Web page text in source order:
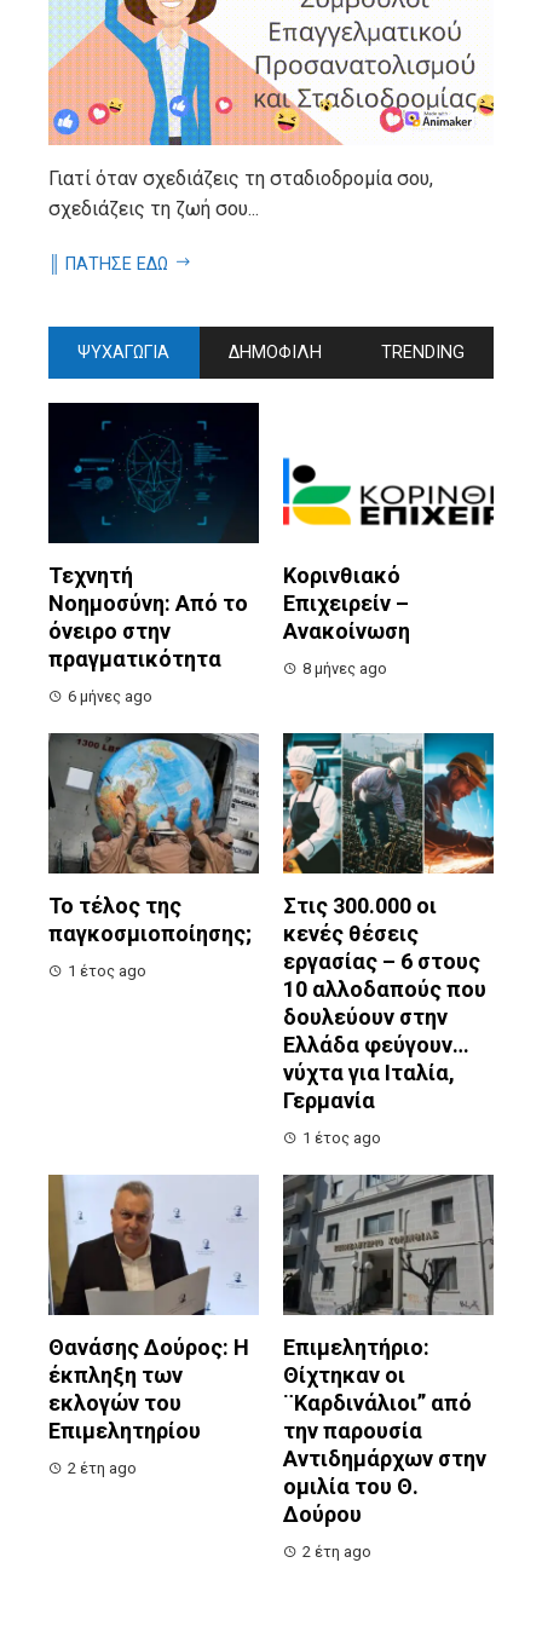
Γιατί όταν σχεδιάζεις τη σταδιοδρομία σου,
σχεδιάζεις τη ζωή σου...
║ ΠΑΤΗΣΕ ΕΔΩ
ΨΥΧΑΓΩΓΙΑ ΔΗΜΟΦΙΛΗ TRENDING
Τεχνητή
Νοημοσύνη: Από το
όνειρο στην
πραγματικότητα
6 μήνες ago
Κορινθιακό
Επιχειρείν –
Ανακοίνωση
8 μήνες ago
Το τέλος της
παγκοσμιοποίησης;
1 έτος ago
Στις 300.000 οι
κενές θέσεις
εργασίας – 6 στους
10 αλλοδαπούς που
δουλεύουν στην
Ελλάδα φεύγουν…
νύχτα για Ιταλία,
Γερμανία
1 έτος ago
Θανάσης Δούρος: Η
έκπληξη των
εκλογών του
Επιμελητηρίου
2 έτη ago
Επιμελητήριο:
Θίχτηκαν οι
¨Καρδινάλιοι” από
την παρουσία
Αντιδημάρχων στην
ομιλία του Θ.
Δούρου
2 έτη ago